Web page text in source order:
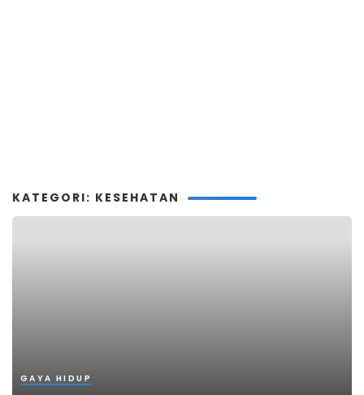
KATEGORI: KESEHATAN
GAYA HIDUP